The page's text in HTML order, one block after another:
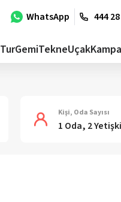
WhatsApp 444
TurGemiTekneUçak
Kişi, Oda Sayısı
1 Oda, 2